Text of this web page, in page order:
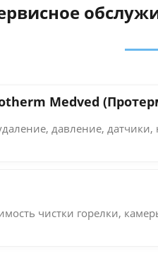
Medved
давление, датчики,
чистки горелки,